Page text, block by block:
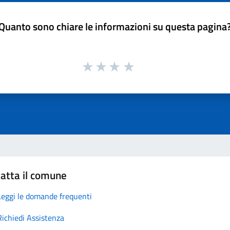
sono chiare le informazioni su questa
il comune
le domande frequenti
Assistenza